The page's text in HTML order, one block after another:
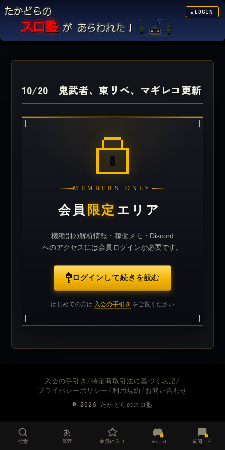
▶LOGIN
たかどらの
スロ塾が あらわれた！
検索
あ
50音 お気に入り Discord 質問する
10/20 鬼武者、東リべ、マギレコ更新
MEMBERS ONLY
会員 限定 エリア
機種別の解析情報・稼働メモ・Discord
へのアクセスには会員ログインが必要です。
ログインして続きを読む
はじめての方は 入会の手引き をご覧ください
入会の手引き /特定商取引法に基づく表記/
プライバシーポリシー/利用規約/お問い合わせ
© 2026 たかどらのスロ塾